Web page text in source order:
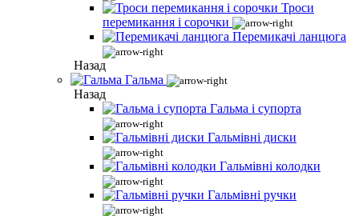
Троси
перемикання і сорочки
Перемикачі ланцюга
Назад
Гальма
Назад
Гальма і супорта
Гальмівні диски
Гальмівні колодки
Гальмівні ручки